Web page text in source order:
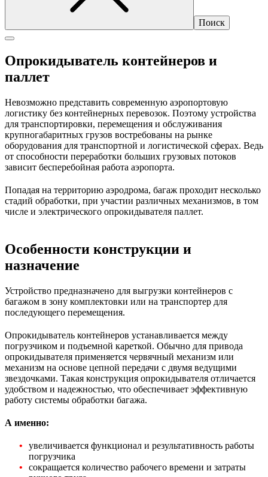
Опрокидыватель контейнеров и
паллет
Невозможно представить современную аэропортовую
логистику без контейнерных перевозок. Поэтому устройства
для транспортировки, перемещения и обслуживания
крупногабаритных грузов востребованы на рынке
оборудования для транспортной и логистической сферах. Ведь
от способности переработки больших грузовых потоков
зависит бесперебойная работа аэропорта.
Попадая на территорию аэродрома, багаж проходит несколько
стадий обработки, при участии различных механизмов, в том
числе и электрического опрокидывателя паллет.
Особенности конструкции и
назначение
Устройство предназначено для выгрузки контейнеров с
багажом в зону комплектовки или на транспортер для
последующего перемещения.
Опрокидыватель контейнеров устанавливается между
погрузчиком и подъемной кареткой. Обычно для привода
опрокидывателя применяется червячный механизм или
механизм на основе цепной передачи с двумя ведущими
звездочками. Такая конструкция опрокидывателя отличается
удобством и надежностью, что обеспечивает эффективную
работу системы обработки багажа.
А именно:
увеличивается функционал и результативность работы
погрузчика
сокращается количество рабочего времени и затраты